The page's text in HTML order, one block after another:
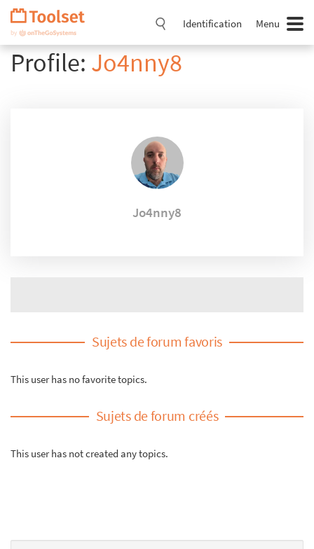
Passer
navigation
Identification Menu
Profile: Jo4nny8
Jo4nny8
Sujets de forum favoris
This user has no favorite topics.
Sujets de forum créés
This user has not created any topics.